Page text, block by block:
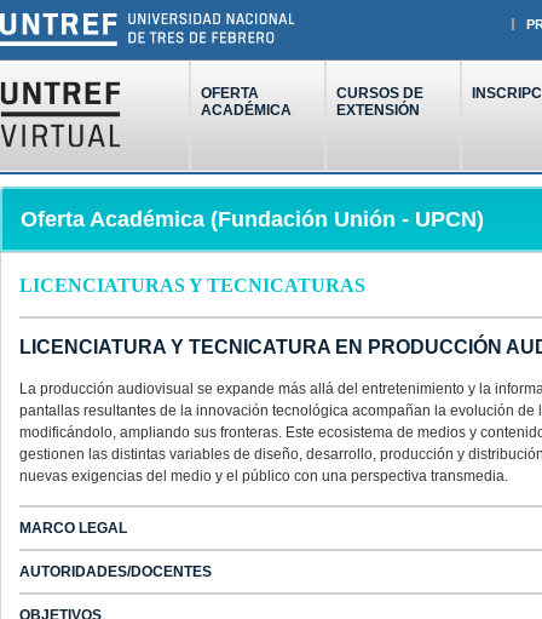
OFERTA
ACADÉMICA
CURSOS DE
EXTENSIÓN
Oferta Académica (Fundación Unión - UPCN)
LICENCIATURAS Y TECNICATURAS
LICENCIATURA Y TECNICATURA EN PRODUCCIÓN
La producción audiovisual se expande más allá del entretenimiento y la
pantallas resultantes de la innovación tecnológica acompañan la evolución
modificándolo, ampliando sus fronteras. Este ecosistema de medios y
gestionen las distintas variables de diseño, desarrollo, producción y
nuevas exigencias del medio y el público con una perspectiva transmedia.
MARCO LEGAL
AUTORIDADES/DOCENTES
OBJETIVOS